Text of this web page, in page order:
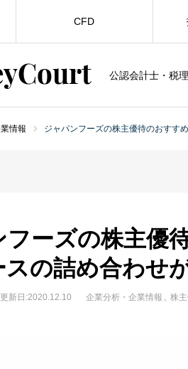
公認会計士・税
CFD
情報 ジャパンフーズの株主優待のおすす
フーズの株主優
スの詰め合わせ
更新日:2020.12.10 企業分析・企業情報 株